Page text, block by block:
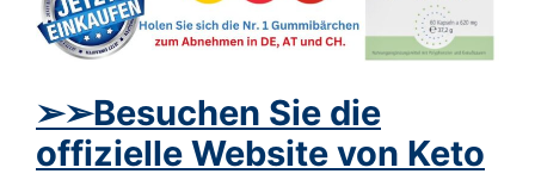
➢➢Besuchen Sie die
offizielle Website von Keto